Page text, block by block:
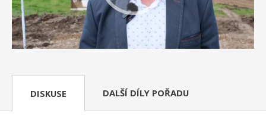
DISKUSE DALŠÍ DÍLY POŘADU